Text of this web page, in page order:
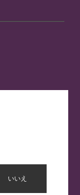
いいえ